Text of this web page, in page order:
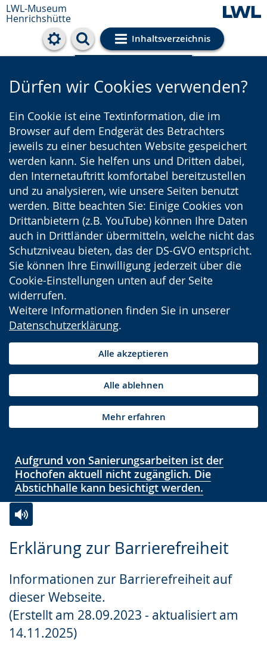
LWL-Museum
Henrichshütte
Inhaltsverzeichnis
Cookie-Einstellungen
Dürfen wir Cookies verwenden?
Ein Cookie ist eine Textinformation, die im
Browser auf dem Endgerät des Betrachters
jeweils zu einer besuchten Website gespeichert
werden kann. Sie helfen uns und Dritten dabei,
den Internetauftritt komfortabel bereitzustellen
und zu analysieren, wie unsere Seiten benutzt
werden. Bitte beachten Sie: Einige Cookies von
Drittanbietern (z.B. YouTube) können Ihre Daten
auch in Drittländer übermitteln, welche nicht das
Schutzniveau bieten, das der DS-GVO entspricht.
Sie können Ihre Einwilligung jederzeit über die
Cookie-Einstellungen unten auf der Seite
widerrufen.
Weitere Informationen finden Sie in unserer
Datenschutzerklärung.
Alle akzeptieren
Alle ablehnen
Mehr erfahren
Aufgrund von Sanierungsarbeiten ist der
Hochofen aktuell nicht zugänglich. Die
Abstichhalle kann besichtigt werden.
Erklärung zur Barrierefreiheit
Informationen zur Barrierefreiheit auf
dieser Webseite.
(Erstellt am 28.09.2023 - aktualisiert am
14.11.2025)
Leichten
wechseln.
Audio-
Video
Deutscher
Gebärdensprache
wird
angezeigt.